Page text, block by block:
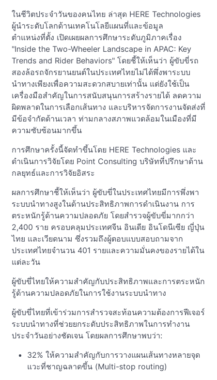
ในชีวิตประจำวันของคนไทย ล่าสุด HERE Technologies
ผู้นำระดับโลกด้านเทคโนโลยีแผนที่และข้อมูล
ตำแหน่งที่ตั้ง เปิดเผยผลการศึกษาระดับภูมิภาคเรื่อง
"Inside the Two-Wheeler Landscape in APAC: Key
Trends and Rider Behaviors" โดยชี้ให้เห็นว่า ผู้ขับขี่รถ
สองล้อรถจักรยานยนต์ในประเทศไทยไม่ได้พึ่งพาระบบ
นำทางเพียงเพื่อความสะดวกสบายเท่านั้น แต่ยังใช้เป็น
เครื่องมือสำคัญในการสนับสนุนการสร้างรายได้ ลดความ
ผิดพลาดในการเลือกเส้นทาง และบริหารจัดการงานจัดส่งที่
มีข้อจำกัดด้านเวลา ท่ามกลางสภาพแวดล้อมในเมืองที่มี
ความซับซ้อนมากขึ้น
การศึกษาครั้งนี้จัดทำขึ้นโดย HERE Technologies และ
ดำเนินการวิจัยโดย Point Consulting บริษัทที่ปรึกษาด้าน
กลยุทธ์และการวิจัยอิสระ
ผลการศึกษาชี้ให้เห็นว่า ผู้ขับขี่ในประเทศไทยมีการพึ่งพา
ระบบนำทางสูงในด้านประสิทธิภาพการดำเนินงาน การ
ตระหนักรู้ด้านความปลอดภัย โดยสำรวจผู้ขับขี่มากกว่า
2,400 ราย ครอบคลุมประเทศจีน อินเดีย อินโดนีเซีย ญี่ปุ่น
ไทย และเวียดนาม ซึ่งรวมถึงผู้ตอบแบบสอบถามจาก
ประเทศไทยจำนวน 401 รายและความมั่นคงของรายได้ใน
แต่ละวัน
ผู้ขับขี่ไทยให้ความสำคัญกับประสิทธิภาพและการตระหนัก
รู้ด้านความปลอดภัยในการใช้งานระบบนำทาง
ผู้ขับขี่ไทยที่เข้าร่วมการสำรวจสะท้อนความต้องการฟีเจอร์
ระบบนำทางที่ช่วยยกระดับประสิทธิภาพในการทำงาน
ประจำวันอย่างชัดเจน โดยผลการศึกษาพบว่า:
32% ให้ความสำคัญกับการวางแผนเส้นทางหลายจุด
แวะที่ชาญฉลาดขึ้น (Multi-stop routing)